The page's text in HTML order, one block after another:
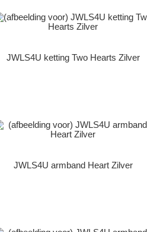
JWLS4U ketting Two Hearts Zilver
JWLS4U armband Heart Zilver